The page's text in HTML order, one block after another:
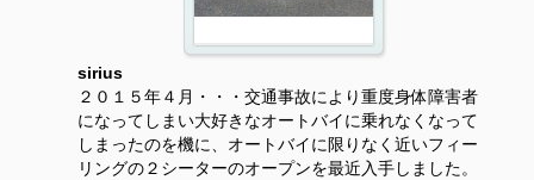
sirius
２０１５年４月・・・交通事故により重度身体障害者
になってしまい大好きなオートバイに乗れなくなって
しまったのを機に、オートバイに限りなく近いフィー
リングの２シーターのオープンを最近入手しました。